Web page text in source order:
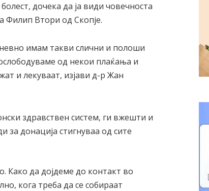
дочека да ја види човечноста
Филип Втори од Скопје.
имам такви слични и полоши
од некои плаќања и
и лекуваат, изјави д-р Жан
здравствен систем, ги вжешти и
за донација стигнуваа од сите
Како да дојдеме до контакт во
кога треба да се собираат